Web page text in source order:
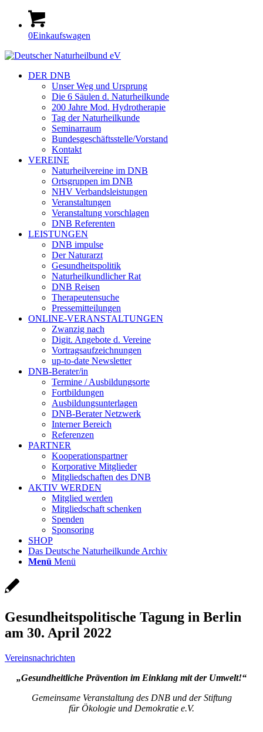
0Einkaufswagen
DER DNB
Unser Weg und Ursprung
Die 6 Säulen d. Naturheilkunde
200 Jahre Mod. Hydrotherapie
Tag der Naturheilkunde
Seminarraum
Bundesgeschäftsstelle/Vorstand
Kontakt
VEREINE
Naturheilvereine im DNB
Ortsgruppen im DNB
NHV Verbandsleistungen
Veranstaltungen
Veranstaltung vorschlagen
DNB Referenten
LEISTUNGEN
DNB impulse
Der Naturarzt
Gesundheitspolitik
Naturheilkundlicher Rat
DNB Reisen
Therapeutensuche
Pressemitteilungen
ONLINE-VERANSTALTUNGEN
Zwanzig nach
Digit. Angebote d. Vereine
Vortragsaufzeichnungen
up-to-date Newsletter
DNB-Berater/in
Termine / Ausbildungsorte
Fortbildungen
Ausbildungsunterlagen
DNB-Berater Netzwerk
Interner Bereich
Referenzen
PARTNER
Kooperationspartner
Korporative Mitglieder
Mitgliedschaften des DNB
AKTIV WERDEN
Mitglied werden
Mitgliedschaft schenken
Spenden
Sponsoring
SHOP
Das Deutsche Naturheilkunde Archiv
Menü Menü
Gesundheitspolitische Tagung in Berlin
am 30. April 2022
Vereinsnachrichten
„Gesundheitliche Prävention im Einklang mit der Umwelt!“
Gemeinsame Veranstaltung des DNB und der Stiftung
für Ökologie und Demokratie e.V.